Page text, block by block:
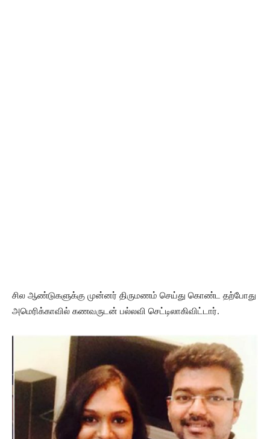
சில ஆண்டுகளுக்கு முன்னர் திருமணம் செய்து கொண்ட தற்போது
அமெரிக்காவில் கணவருடன் பல்லவி செட்டிலாகிவிட்டார்.